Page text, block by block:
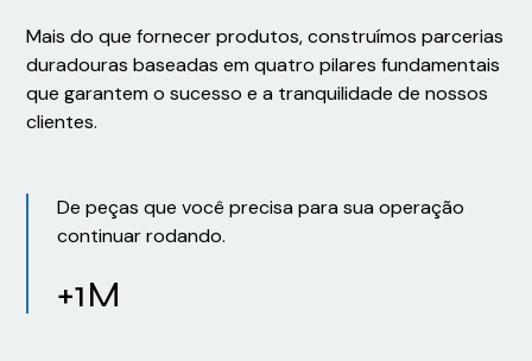
Mais do que fornecer produtos, construímos parcerias
duradouras baseadas em quatro pilares fundamentais
que garantem o sucesso e a tranquilidade de nossos
clientes.
De peças que você precisa para sua operação
continuar rodando.
+1M